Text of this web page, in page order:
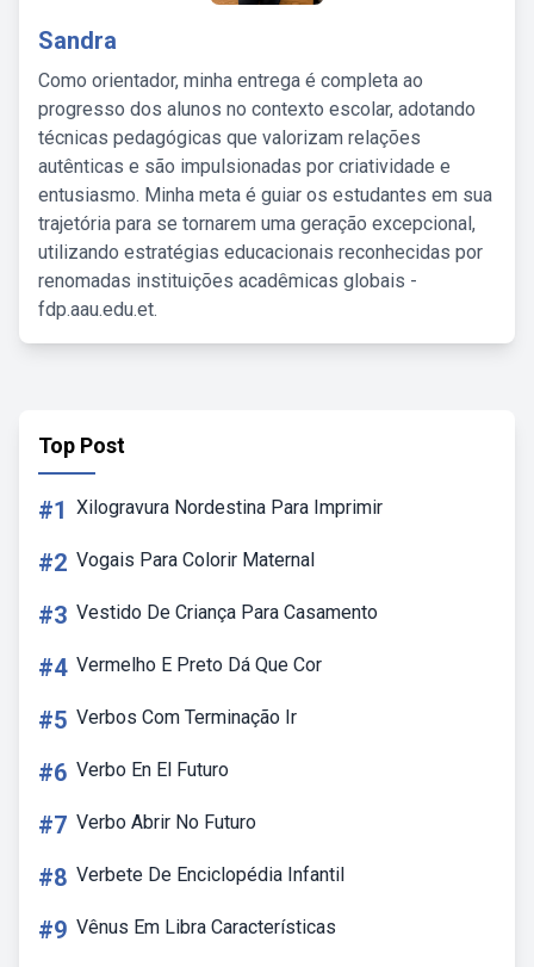
Sandra
Como orientador, minha entrega é completa ao
progresso dos alunos no contexto escolar, adotando
técnicas pedagógicas que valorizam relações
autênticas e são impulsionadas por criatividade e
entusiasmo. Minha meta é guiar os estudantes em sua
trajetória para se tornarem uma geração excepcional,
utilizando estratégias educacionais reconhecidas por
renomadas instituições acadêmicas globais -
fdp.aau.edu.et.
Top Post
#1 Xilogravura Nordestina Para Imprimir
#2 Vogais Para Colorir Maternal
#3 Vestido De Criança Para Casamento
#4 Vermelho E Preto Dá Que Cor
#5 Verbos Com Terminação Ir
#6 Verbo En El Futuro
#7 Verbo Abrir No Futuro
#8 Verbete De Enciclopédia Infantil
#9 Vênus Em Libra Características